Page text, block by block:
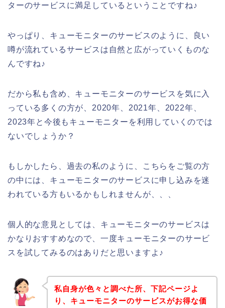
ターのサービスに満足しているということですね♪
やっぱり、キューモニターのサービスのように、良い
噂が流れているサービスは自然と広がっていくものな
んですね♪
だから私も含め、キューモニターのサービスを気に入
っている多くの方が、2020年、2021年、2022年、
2023年と今後もキューモニターを利用していくのでは
ないでしょうか？
もしかしたら、過去の私のように、こちらをご覧の方
の中には、キューモニターのサービスに申し込みを迷
われている方もいるかもしれませんが、、、
個人的な意見としては、キューモニターのサービスは
かなりおすすめなので、一度キューモニターのサービ
スを試してみるのはありだと思いますよ♪
私自身が色々と調べた所、下記ページよ
り、キューモニターのサービスがお得な価